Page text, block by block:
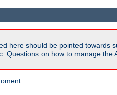
here should be pointed
Questions on how to manage